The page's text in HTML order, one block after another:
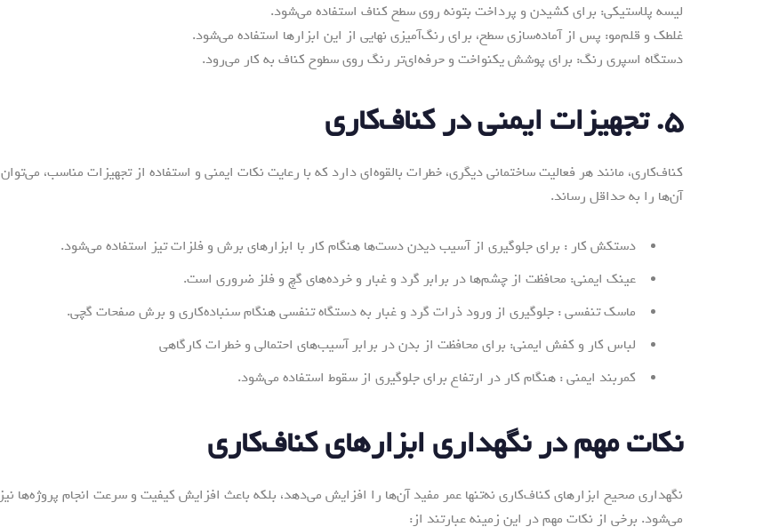
لیسه پلاستیکی: برای کشیدن و پرداخت بتونه روی سطح کناف استفاده می‌شود.
غلطک و قلم‌مو: پس از آماده‌سازی سطح، برای رنگ‌آمیزی نهایی از این ابزارها استفاده می‌شود.
دستگاه اسپری رنگ: برای پوشش یکنواخت و حرفه‌ای‌تر رنگ روی سطوح کناف به کار می‌رود.
۵. تجهیزات ایمنی در کناف‌کاری
کناف‌کاری، مانند هر فعالیت ساختمانی دیگری، خطرات بالقوه‌ای دارد که با رعایت نکات ایمنی و استفاده از تجهیزات مناسب، می‌توان
آن‌ها را به حداقل رساند.
دستکش کار : برای جلوگیری از آسیب دیدن دست‌ها هنگام کار با ابزارهای برش و فلزات تیز استفاده می‌شود.
عینک ایمنی: محافظت از چشم‌ها در برابر گرد و غبار و خرده‌های گچ و فلز ضروری است.
ماسک تنفسی : جلوگیری از ورود ذرات گرد و غبار به دستگاه تنفسی هنگام سنباده‌کاری و برش صفحات گچی.
لباس کار و کفش ایمنی: برای محافظت از بدن در برابر آسیب‌های احتمالی و خطرات کارگاهی
کمربند ایمنی : هنگام کار در ارتفاع برای جلوگیری از سقوط استفاده می‌شود.
نکات مهم در نگهداری ابزارهای کناف‌کاری
نگهداری صحیح ابزارهای کناف‌کاری نه‌تنها عمر مفید آن‌ها را افزایش می‌دهد، بلکه باعث افزایش کیفیت و سرعت انجام پروژه‌ها نیز
می‌شود. برخی از نکات مهم در این زمینه عبارتند از: